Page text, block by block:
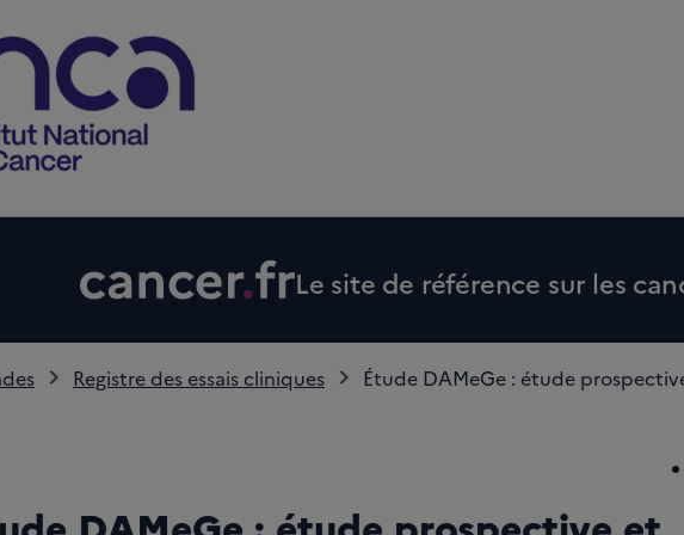
Le site de référence sur les
Registre des essais cliniques Étude DAMeGe : étude